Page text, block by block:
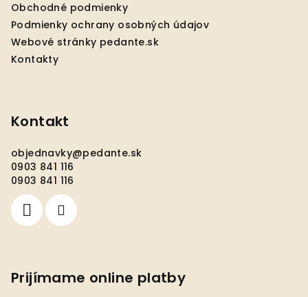
Obchodné podmienky
Podmienky ochrany osobných údajov
Webové stránky pedante.sk
Kontakty
Kontakt
objednavky@pedante.sk
0903 841 116
0903 841 116
Prijímame online platby